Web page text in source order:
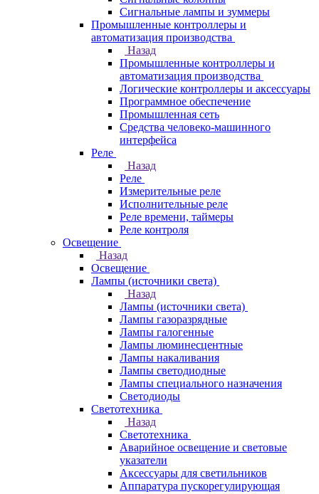
Сигнальные лампы и зуммеры
Промышленные контроллеры и
автоматизация производства
Назад
Промышленные контроллеры и
автоматизация производства
Логические контроллеры и аксессуары
Программное обеспечение
Промышленная сеть
Средства человеко-машинного
интерфейса
Реле
Назад
Реле
Измерительные реле
Исполнительные реле
Реле времени, таймеры
Реле контроля
Освещение
Назад
Освещение
Лампы (источники света)
Назад
Лампы (источники света)
Лампы газоразрядные
Лампы галогенные
Лампы люминесцентные
Лампы накаливания
Лампы светодиодные
Лампы специального назначения
Светодиоды
Светотехника
Назад
Светотехника
Аварийное освещение и световые
указатели
Аксессуары для светильников
Аппаратура пускорегулирующая